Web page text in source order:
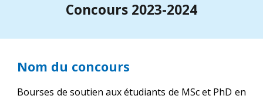
Concours 2023-2024
Nom du concours
Bourses de soutien aux étudiants de MSc et PhD en